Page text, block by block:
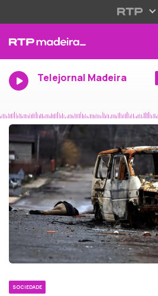
Telejornal Madeira
SOCIEDADE